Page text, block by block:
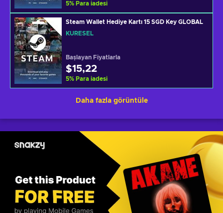
5% Para iadesi
Steam Wallet Hediye Kartı 15 SGD Key GLOBAL
KÜRESEL
Başlayan Fiyatlarla
$15,22
5% Para iadesi
Daha fazla görüntüle